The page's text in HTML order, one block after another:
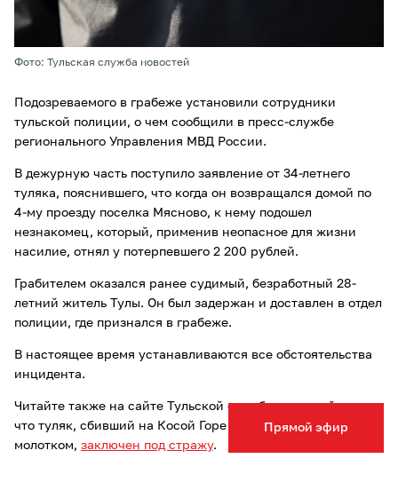
Прямой эфир
Фото: Тульская служба новостей
Подозреваемого в грабеже установили сотрудники
тульской полиции, о чем сообщили в пресс-службе
регионального Управления МВД России.
В дежурную часть поступило заявление от 34-летнего
туляка, пояснившего, что когда он возвращался домой по
4-му проезду поселка Мясново, к нему подошел
незнакомец, который, применив неопасное для жизни
насилие, отнял у потерпевшего 2 200 рублей.
Грабителем оказался ранее судимый, безработный 28-
летний житель Тулы. Он был задержан и доставлен в отдел
полиции, где признался в грабеже.
В настоящее время устанавливаются все обстоятельства
инцидента.
Читайте также на сайте Тульской службы новостей о том,
что туляк, сбивший на Косой Горе парня и добивший его
молотком, заключен под стражу.